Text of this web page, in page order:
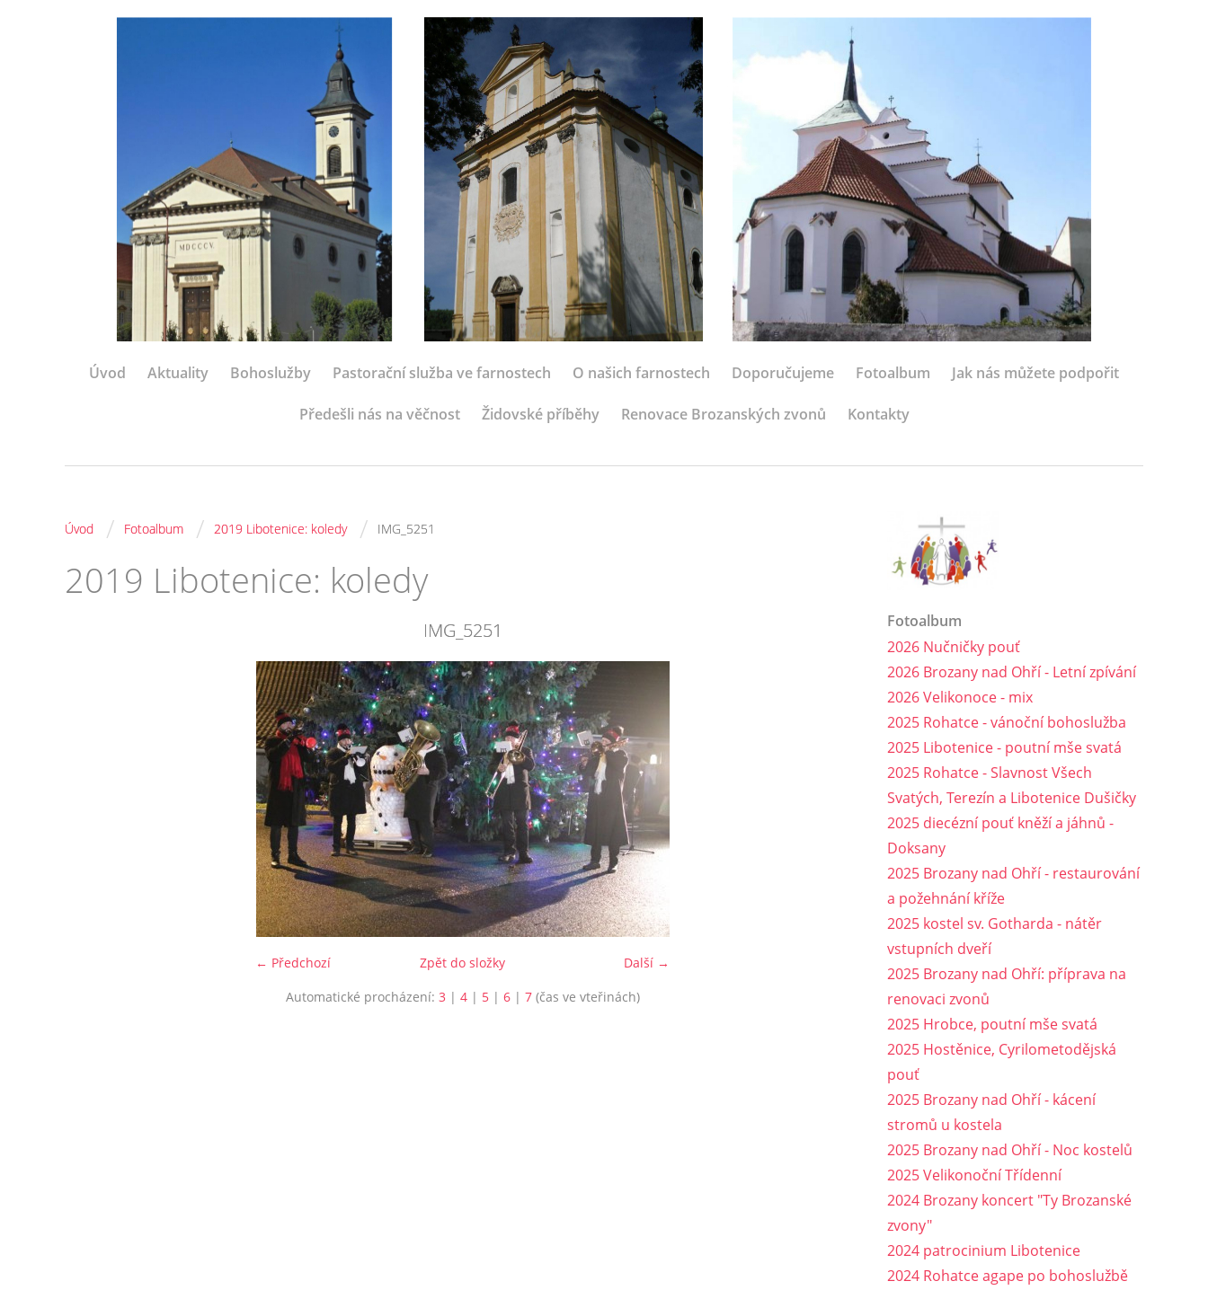
Úvod Aktuality Bohoslužby Pastorační služba ve farnostech O našich farnostech Doporučujeme Fotoalbum Jak nás můžete podpořit
Předešli nás na věčnost Židovské příběhy Renovace Brozanských zvonů Kontakty
Úvod / Fotoalbum / 2019 Libotenice: koledy / IMG_5251
2019 Libotenice: koledy
IMG_5251
← Předchozí Další →
Zpět do složky
Automatické procházení: 3 | 4| 5| 6| 7(čas ve vteřinách)
Fotoalbum
2026 Nučničky pouť
2026 Brozany nad Ohří - Letní zpívání
2026 Velikonoce - mix
2025 Rohatce - vánoční bohoslužba
2025 Libotenice - poutní mše svatá
2025 Rohatce - Slavnost Všech
Svatých, Terezín a Libotenice Dušičky
2025 diecézní pouť kněží a jáhnů -
Doksany
2025 Brozany nad Ohří - restaurování
a požehnání kříže
2025 kostel sv. Gotharda - nátěr
vstupních dveří
2025 Brozany nad Ohří: příprava na
renovaci zvonů
2025 Hrobce, poutní mše svatá
2025 Hostěnice, Cyrilometodějská
pouť
2025 Brozany nad Ohří - kácení
stromů u kostela
2025 Brozany nad Ohří - Noc kostelů
2025 Velikonoční Třídenní
2024 Brozany koncert "Ty Brozanské
zvony"
2024 patrocinium Libotenice
2024 Rohatce agape po bohoslužbě